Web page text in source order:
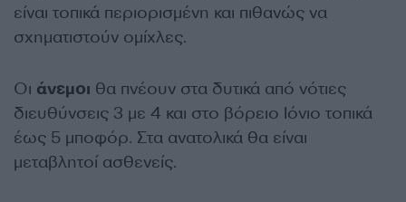
είναι τοπικά περιορισμένη και πιθανώς να
σχηματιστούν ομίχλες.
Οι άνεμοι θα πνέουν στα δυτικά από νότιες
διευθύνσεις 3 με 4 και στο βόρειο Ιόνιο τοπικά
έως 5 μποφόρ. Στα ανατολικά θα είναι
μεταβλητοί ασθενείς.